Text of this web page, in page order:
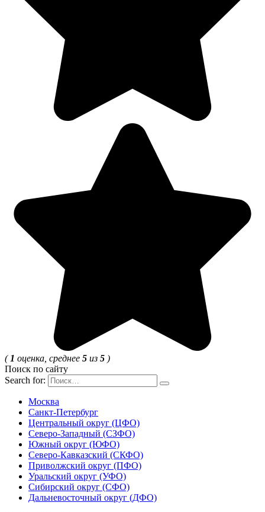
( 1 оценка, среднее 5 из 5 )
Поиск по сайту
Search for:
Москва
Санкт-Петербург
Центральный округ (ЦФО)
Северо-Западный (СЗФО)
Южный округ (ЮФО)
Северо-Кавказский (СКФО)
Приволжский округ (ПФО)
Уральский округ (УФО)
Сибирский округ (СФО)
Дальневосточный округ (ДФО)